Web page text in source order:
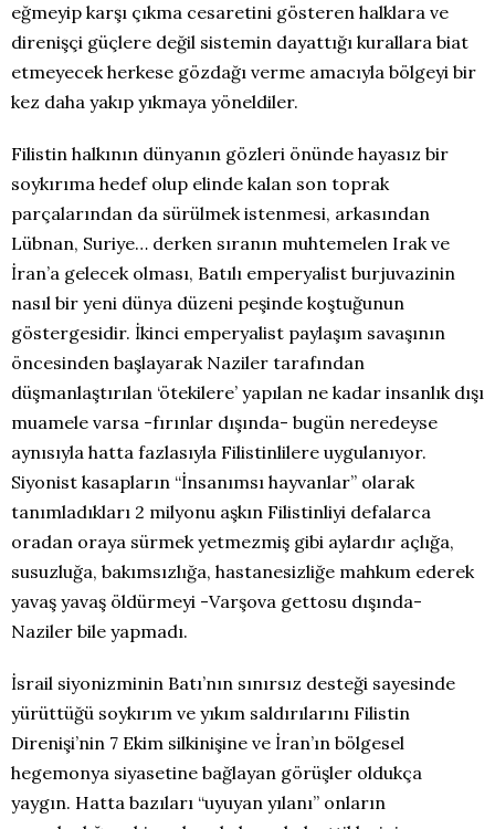
eğmeyip karşı çıkma cesaretini gösteren halklara ve
direnişçi güçlere değil sistemin dayattığı kurallara biat
etmeyecek herkese gözdağı verme amacıyla bölgeyi bir
kez daha yakıp yıkmaya yöneldiler.
Filistin halkının dünyanın gözleri önünde hayasız bir
soykırıma hedef olup elinde kalan son toprak
parçalarından da sürülmek istenmesi, arkasından
Lübnan, Suriye… derken sıranın muhtemelen Irak ve
İran’a gelecek olması, Batılı emperyalist burjuvazinin
nasıl bir yeni dünya düzeni peşinde koştuğunun
göstergesidir. İkinci emperyalist paylaşım savaşının
öncesinden başlayarak Naziler tarafından
düşmanlaştırılan ‘ötekilere’ yapılan ne kadar insanlık dışı
muamele varsa -fırınlar dışında- bugün neredeyse
aynısıyla hatta fazlasıyla Filistinlilere uygulanıyor.
Siyonist kasapların “İnsanımsı hayvanlar” olarak
tanımladıkları 2 milyonu aşkın Filistinliyi defalarca
oradan oraya sürmek yetmezmiş gibi aylardır açlığa,
susuzluğa, bakımsızlığa, hastanesizliğe mahkum ederek
yavaş yavaş öldürmeyi -Varşova gettosu dışında-
Naziler bile yapmadı.
İsrail siyonizminin Batı’nın sınırsız desteği sayesinde
yürüttüğü soykırım ve yıkım saldırılarını Filistin
Direnişi’nin 7 Ekim silkinişine ve İran’ın bölgesel
hegemonya siyasetine bağlayan görüşler oldukça
yaygın. Hatta bazıları “uyuyan yılanı” onların